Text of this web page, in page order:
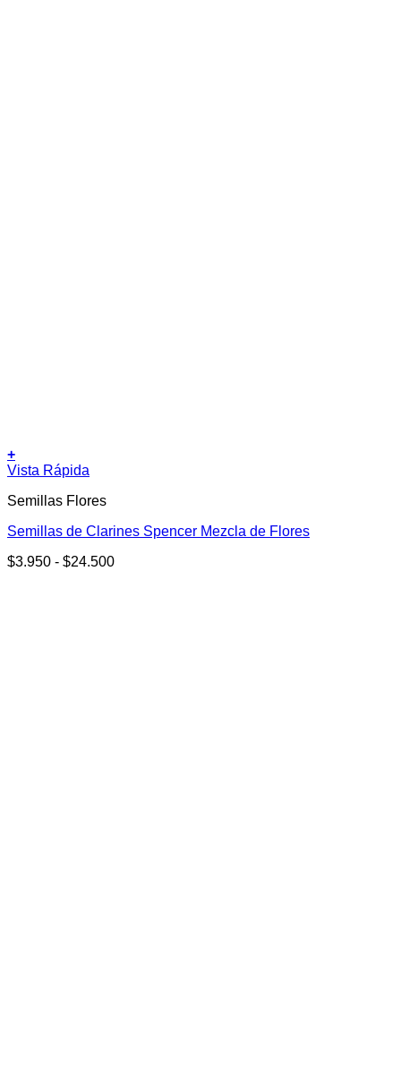
+
Este
tiene
variantes.
opciones
Vista Rápida
Semillas Flores
Semillas de Clarines Spencer Mezcla de Flores
$3.950 - $24.500Rango